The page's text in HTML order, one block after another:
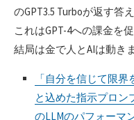
のGPT3.5 Turboが返す答
これはGPT-4への課金を
結局は金で人とAIは動きま
「自分を信じて限
と込めた指示プロン
のLLMのパフォーマ